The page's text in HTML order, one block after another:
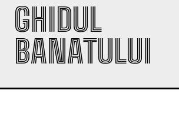
GHIDUL
BANATULUI